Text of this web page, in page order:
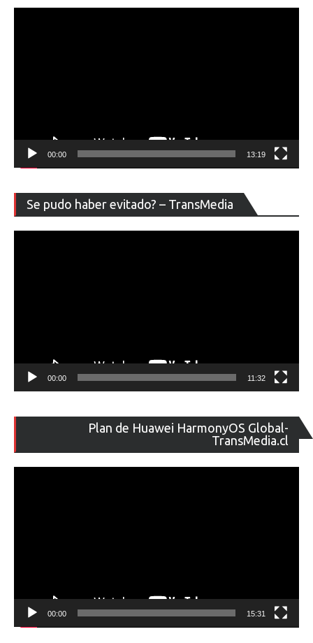
00:00 13:19
Se pudo haber evitado? – TransMedia
de
00:00 11:32
Plan de Huawei HarmonyOS Global-
TransMedia.cl
de
00:00 15:31